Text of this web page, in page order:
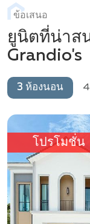
ระบบรักษาความ
ความปลอดภัยที่ทั
รักษาความปลอด
ทุกคน
สวนหย่อม: พื้นที่สีเ
เล่น เพื่อส่งเสริมก
ทำเลที่ตั้ง
ตั้งอยู่ใกล้ ถนน 36
และ ระยอง ทำให้
เดินทาง นอกจาก
เดอะรีเจนท์ พัทย
ครอบครัวที่มีบุตรห
ข้อเสนอ
ยูนิตที่น่าส
Grandio's
3 ห้องนอน
โปรโมชั่น